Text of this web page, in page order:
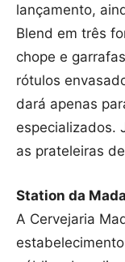
lançamento,
Blend em três
chope e
rótulos
dará apenas
especializados.
as prateleiras
Station da
A Cervejaria